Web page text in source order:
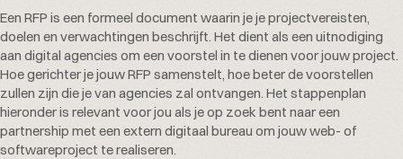
Een RFP is een formeel document waarin je je projectvereisten,
doelen en verwachtingen beschrijft. Het dient als een uitnodiging
aan digital agencies om een voorstel in te dienen voor jouw project.
Hoe gerichter je jouw RFP samenstelt, hoe beter de voorstellen
zullen zijn die je van agencies zal ontvangen. Het stappenplan
hieronder is relevant voor jou als je op zoek bent naar een
partnership met een extern digitaal bureau om jouw web- of
softwareproject te realiseren.